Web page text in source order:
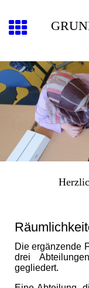
Die ergänzende
drei
gegliedert.